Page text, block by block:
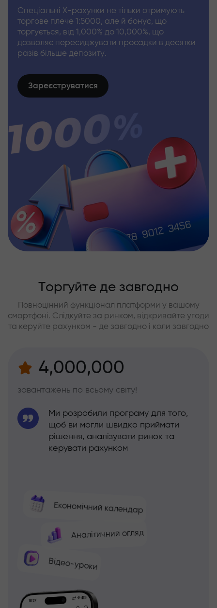
Спеціальні Х-рахунки не тільки отримують
торгове плече 1:5000, але й бонус, що
торгується, від 1,000% до 10,000%, що
дозволяє пересиджувати просадки в десятки
разів більше депозиту.
Зареєструватися
Торгуйте де завгодно
Повноцінний функціонал платформи у вашому
смартфоні. Слідкуйте за ринком, відкривайте угоди
та керуйте рахунком - де завгодно і коли завгодно
4,000,000
завантажень по всьому світу!
Економічний календар
Аналітичний огляд
Відео-уроки
Ми розробили програму для того,
щоб ви могли швидко приймати
рішення, аналізувати ринок та
керувати рахунком